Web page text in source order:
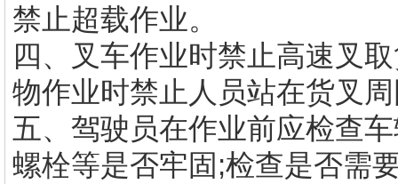
禁止超载作业。
四、叉车作业时禁止高速叉
物作业时禁止人员站在货叉
五、驾驶员在作业前应检查
螺栓等是否牢固;检查是否需